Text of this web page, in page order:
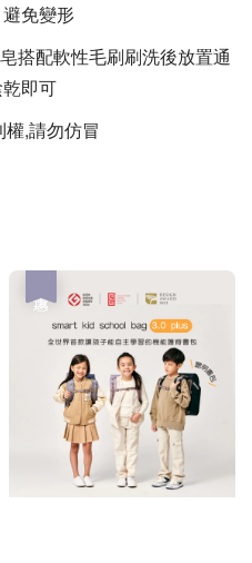
免變形
搭配軟性毛刷刷洗後放置通
即可
,請勿仿冒